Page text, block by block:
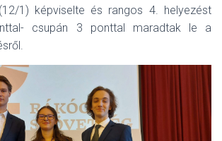
1) képviselte és rangos 4. helyezést
csupán 3 ponttal maradtak le a